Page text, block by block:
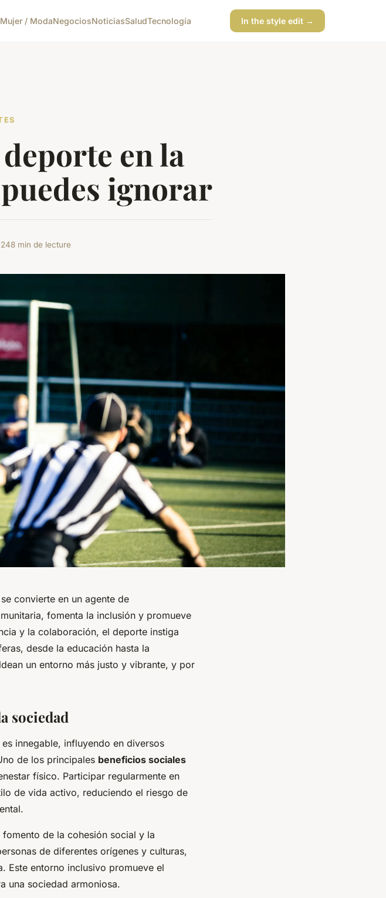
Mujer / ModaNegociosNoticiasSaludTecnología In the style edit →
en la
ignorar
8 min de lecture
convierte en un agente de
fomenta la inclusión y promueve
y la colaboración, el deporte instiga
desde la educación hasta la
un entorno más justo y vibrante, y por
sociedad
innegable, influyendo en diversos
de los principales beneficios sociales
físico. Participar regularmente en
de vida activo, reduciendo el riesgo de
de la cohesión social y la
de diferentes orígenes y culturas,
Este entorno inclusivo promueve el
una sociedad armoniosa.